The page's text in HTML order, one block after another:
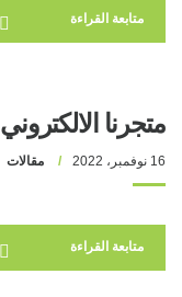
متابعة القراءة
متجرنا الالكتروني
16 نوفمبر، 2022 مقالات
متابعة القراءة